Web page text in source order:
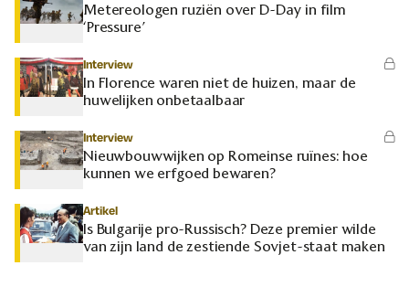
Metereologen ruziën over D-Day in film
‘Pressure’
Interview
In Florence waren niet de huizen, maar de
huwelijken onbetaalbaar
Interview
Nieuwbouwwijken op Romeinse ruïnes: hoe
kunnen we erfgoed bewaren?
Artikel
Is Bulgarije pro-Russisch? Deze premier wilde
van zijn land de zestiende Sovjet-staat maken